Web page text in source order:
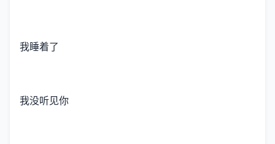
我睡着了
我没听见你